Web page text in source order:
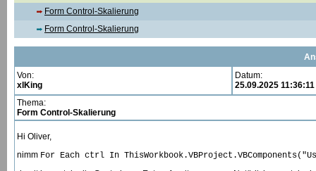
Form Control-Skalierung
Form Control-Skalierung
Von:
xlKing
Datum:
25.09.2025 11:36:11
Thema:
Form Control-Skalierung
Hi Oliver,
nimm For Each ctrl In